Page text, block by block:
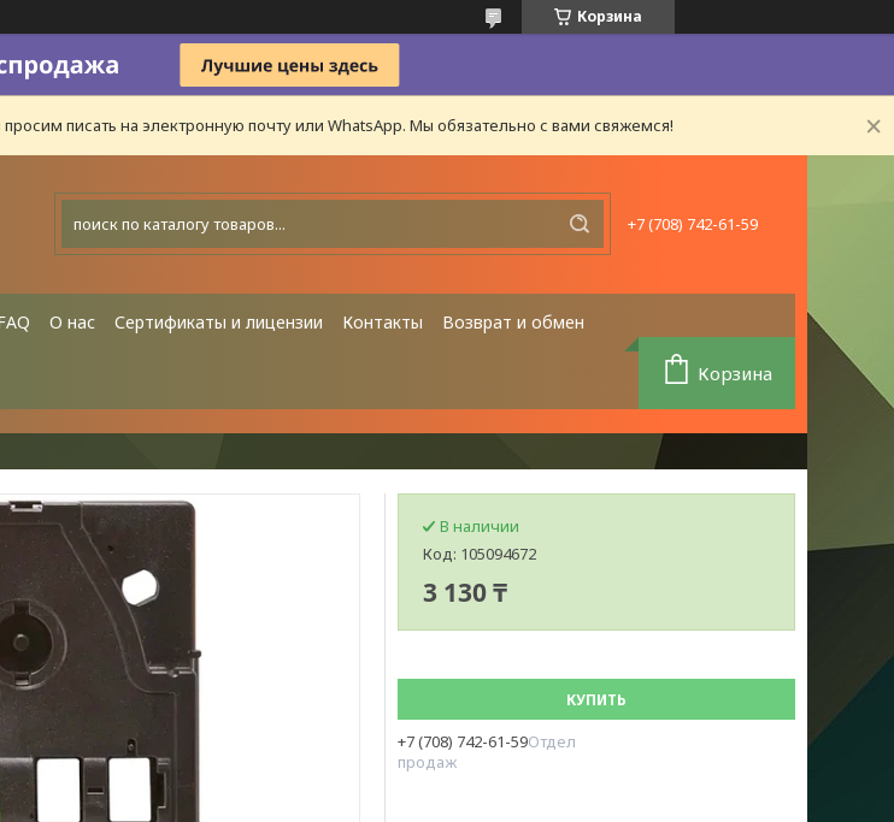
Корзина
писать на электронную почту или WhatsApp. Мы обязательно с вами свяжемся!
+7 (708) 742-61-59
О нас Сертификаты и лицензии Контакты Возврат и обмен
Корзина
В наличии
Код: 105094672
3 130 ₸
КУПИТЬ
+7 (708) 742-61-59Отдел
продаж